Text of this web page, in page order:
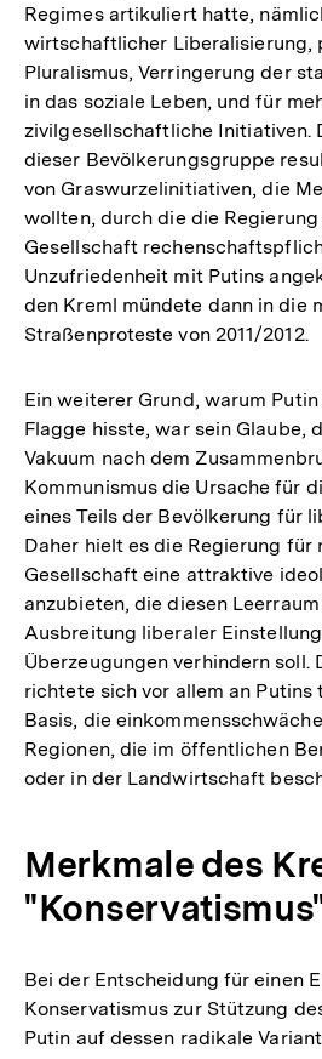
Regimes artikuliert hatte,
wirtschaftlicher Liberalisierung,
Pluralismus, Verringerung der
in das soziale Leben, und für
zivilgesellschaftliche Initiativen.
dieser Bevölkerungsgruppe
von Graswurzelinitiativen, die
wollten, durch die die
Gesellschaft
Unzufriedenheit mit Putins
den Kreml mündete dann in die
Straßenproteste von 2011/2012.
Ein weiterer Grund, warum
Flagge hisste, war sein Glaube,
Vakuum nach dem
Kommunismus die Ursache für
eines Teils der Bevölkerung für
Daher hielt es die Regierung für
Gesellschaft eine attraktive
anzubieten, die diesen
Ausbreitung liberaler
Überzeugungen verhindern soll.
richtete sich vor allem an Putins
Basis, die
Regionen, die im öffentlichen
oder in der Landwirtschaft
Merkmale des
Bei der Entscheidung für einen
Konservatismus zur Stützung
Putin auf dessen radikale